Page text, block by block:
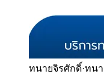
ทนายจิรศักดิ์·ทน